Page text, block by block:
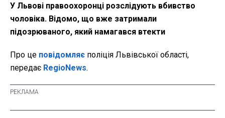
У Львові правоохоронці розслідують вбивство
чоловіка. Відомо, що вже затримали
підозрюваного, який намагався втекти
Про це повідомляє поліція Львівської області,
передає RegioNews.